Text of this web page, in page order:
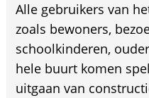
Alle gebruikers van
zoals bewoners,
schoolkinderen,
hele buurt komen
uitgaan van